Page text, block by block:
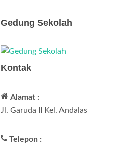
Gedung Sekolah
Kontak
Alamat :
Jl. Garuda II Kel. Andalas
Telepon :